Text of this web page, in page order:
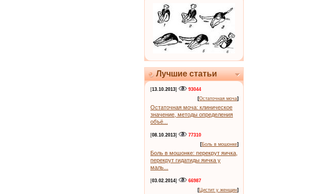
Лучшие статьи
[13.10.2013]
93044
[Остаточная моча]
Остаточная моча: клиническое
значение, методы определения
объё...
[08.10.2013]
77310
[Боль в мошонке]
Боль в мошонке: перекрут яичка,
перекрут гидатиды яичка у
маль...
[03.02.2014]
66987
[Цистит у женщин]